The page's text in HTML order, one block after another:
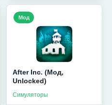
After Inc. (Мод,
Unlocked)
Симуляторы
Мод